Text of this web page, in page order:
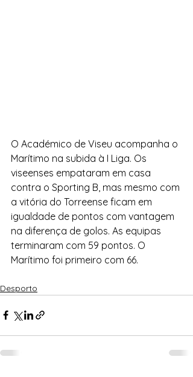
O Académico de Viseu acompanha o
Marítimo na subida à I Liga. Os
viseenses empataram em casa
contra o Sporting B, mas mesmo com
a vitória do Torreense ficam em
igualdade de pontos com vantagem
na diferença de golos. As equipas
terminaram com 59 pontos. O
Marítimo foi primeiro com 66.
Desporto